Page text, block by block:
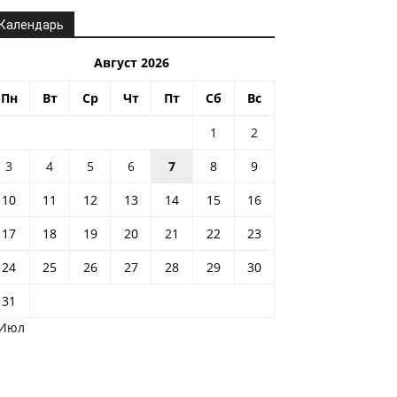
Август 2026
Пн Вт Ср Чт Пт Сб Вс
1
2
3
4 5 6 7 8
9
10
11 12 13 14 15
16
17
18 19 20 21 22
23
24
25 26 27 28 29
30
31